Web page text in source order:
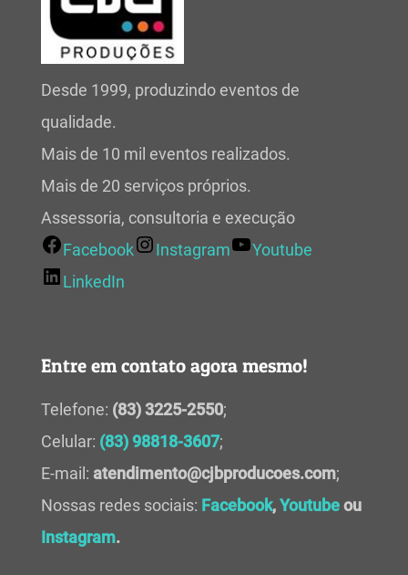
Desde 1999, produzindo eventos de
qualidade.
Mais de 10 mil eventos realizados.
Mais de 20 serviços próprios.
Assessoria, consultoria e execução
Facebook
Instagram
Youtube
LinkedIn
Entre em contato agora mesmo!
Telefone: (83) 3225-2550;
Celular: (83) 98818-3607;
E-mail: atendimento@cjbproducoes.com;
Nossas redes sociais: Facebook,Youtubeou
Instagram.